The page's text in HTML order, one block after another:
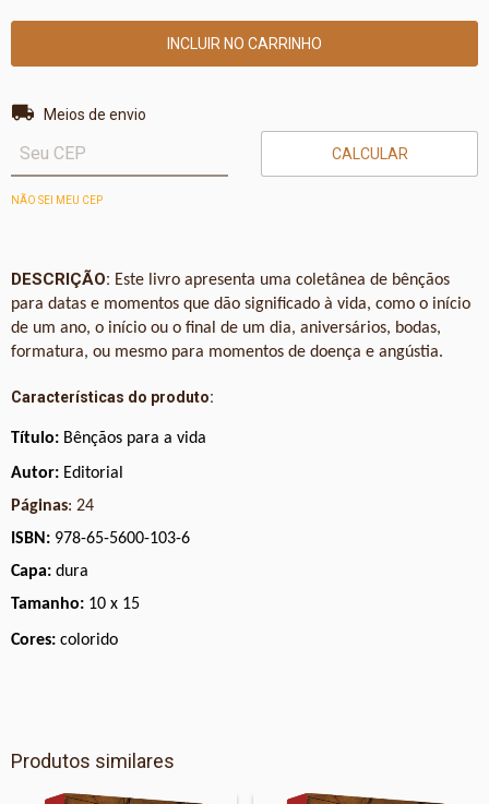
Entregas para o CEP:
Meios de envio
CALCULAR
NÃO SEI MEU CEP
DESCRIÇÃO: Este livro apresenta uma coletânea de bênçãos
para datas e momentos que dão significado à vida, como o início
de um ano, o início ou o final de um dia, aniversários, bodas,
formatura, ou mesmo para momentos de doença e angústia.
Características do produto:
Título: Bênçãos para a vida
Autor: Editorial
Páginas: 24
ISBN: 978-65-5600-103-6
Capa: dura
Tamanho: 10 x 15
Cores: colorido
Produtos similares